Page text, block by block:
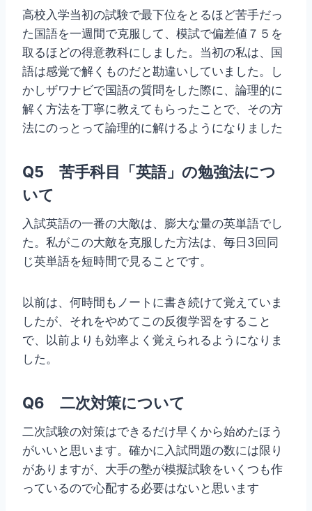
高校入学当初の試験で最下位をとるほど苦手だっ
た国語を一週間で克服して、模試で偏差値７５を
取るほどの得意教科にしました。当初の私は、国
語は感覚で解くものだと勘違いしていました。し
かしザワナビで国語の質問をした際に、論理的に
解く方法を丁寧に教えてもらったことで、その方
法にのっとって論理的に解けるようになりました
Q5 苦手科目「英語」の勉強法につ
いて
入試英語の一番の大敵は、膨大な量の英単語でし
た。私がこの大敵を克服した方法は、毎日3回同
じ英単語を短時間で見ることです。
以前は、何時間もノートに書き続けて覚えていま
したが、それをやめてこの反復学習をすること
で、以前よりも効率よく覚えられるようになりま
した。
Q6 二次対策について
二次試験の対策はできるだけ早くから始めたほう
がいいと思います。確かに入試問題の数には限り
がありますが、大手の塾が模擬試験をいくつも作
っているので心配する必要はないと思います